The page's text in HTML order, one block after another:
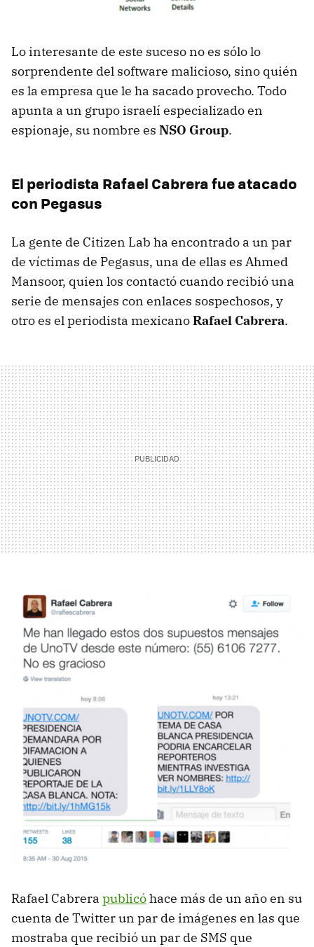
Lo interesante de este suceso no es sólo lo
sorprendente del software malicioso, sino quién
es la empresa que le ha sacado provecho. Todo
apunta a un grupo israelí especializado en
espionaje, su nombre es NSO Group.
El periodista Rafael Cabrera fue atacado
con Pegasus
La gente de Citizen Lab ha encontrado a un par
de víctimas de Pegasus, una de ellas es Ahmed
Mansoor, quien los contactó cuando recibió una
serie de mensajes con enlaces sospechosos, y
otro es el periodista mexicanoRafael Cabrera.
Rafael Cabrera publicóhace más de un año en su
cuenta de Twitter un par de imágenes en las que
mostraba que recibió un par de SMS que